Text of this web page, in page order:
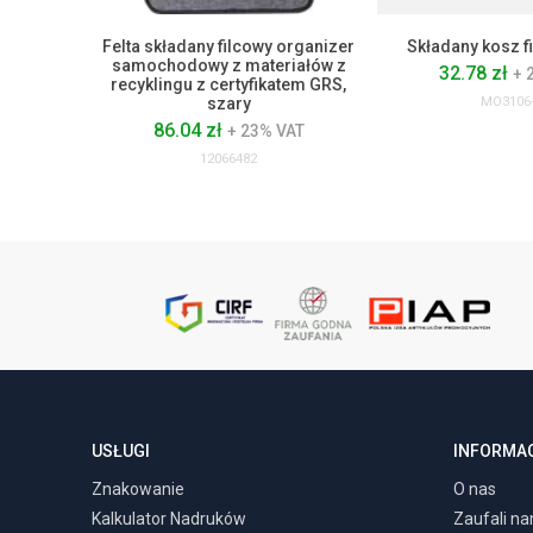
Felta składany filcowy organizer
samochodowy z materiałów z
recyklingu z certyfikatem GRS,
szary
86.04 zł + 23% VAT
12066482
Składany kosz
32.78 zł +
USŁUGI
Znakowanie
Kalkulator Nadruków
O nas
Zaufali